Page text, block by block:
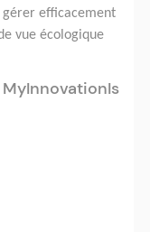
gérer efficacement
vue écologique